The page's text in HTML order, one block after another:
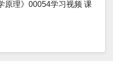
原理》00054学习视频 课